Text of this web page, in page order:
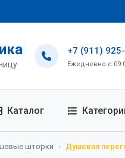
+7 (911)
Ежедневно с
Каталог
шторки › Душевая